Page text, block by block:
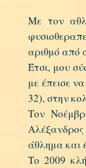
Με τον
αριθμό από
Έτσι, μου
με έπεισε
32), στην
Τον
άθλημα και
Το 2009